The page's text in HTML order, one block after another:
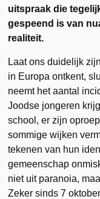
uitspraak die
gespeend is van
realiteit.
Laat ons duidelijk
in Europa ontkent,
neemt het aantal
Joodse jongeren
school, er zijn
sommige wijken
tekenen van hun
gemeenschap
niet uit paranoia,
Zeker sinds 7